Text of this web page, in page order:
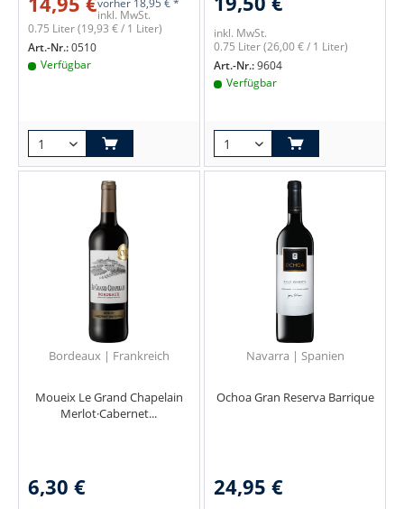
inkl. MwSt.
0.75 Liter(19,93 € / 1 Liter)
Art.-Nr.:0510
Verfügbar
inkl. MwSt.
0.75 Liter(26,00 € / 1 Liter)
Art.-Nr.:9604
Verfügbar
Bordeaux | Frankreich
Moueix Le Grand Chapelain
Merlot·Cabernet...
6,30 €
Navarra | Spanien
Ochoa Gran Reserva Barrique
24,95 €